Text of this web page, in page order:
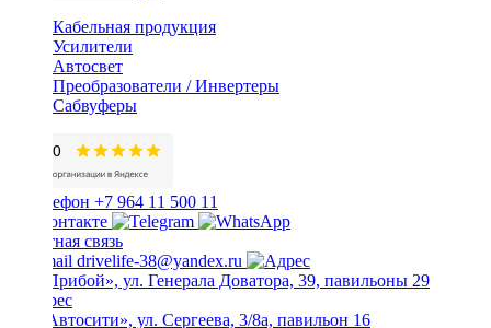
Кабельная продукция
Усилители
Автосвет
Преобразователи / Инвертеры
Сабвуферы
+7 964 11 500 11
Обратная связь
drivelife-38@yandex.ru
ТЦ «Прибой», ул. Генерала Доватора, 39, павильоны 29
ТЦ «Автосити», ул. Сергеева, 3/8а, павильон 16